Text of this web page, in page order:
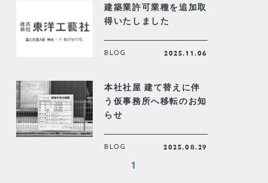
建築業許可業種を追加取
得いたしました
BLOG 2025.11.06
本社社屋 建て替えに伴
う仮事務所へ移転のお知
らせ
BLOG 2025.08.29
1